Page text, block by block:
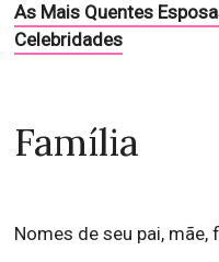
As Mais Quentes
Celebridades
Família
Nomes de seu pai,